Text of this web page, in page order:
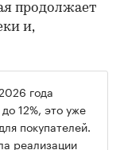
продолжает
и,
года
12%, это уже
покупателей.
реализации